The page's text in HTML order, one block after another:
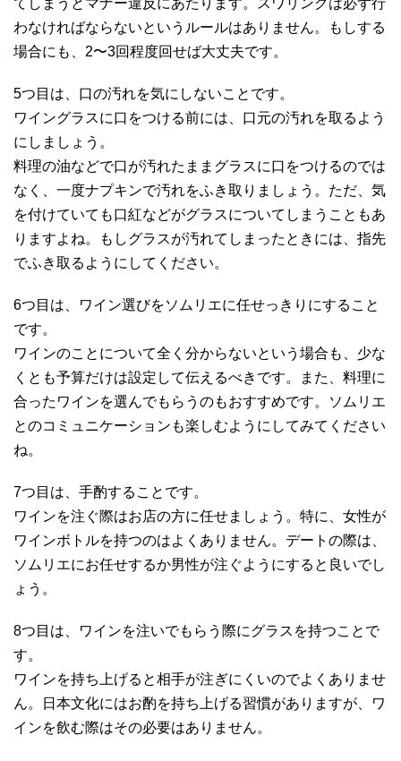
てしまうとマナー違反にあたります。スワリングは必ず行
わなければならないというルールはありません。もしする
場合にも、2〜3回程度回せば大丈夫です。
5つ目は、口の汚れを気にしないことです。
ワイングラスに口をつける前には、口元の汚れを取るよう
にしましょう。
料理の油などで口が汚れたままグラスに口をつけるのでは
なく、一度ナプキンで汚れをふき取りましょう。ただ、気
を付けていても口紅などがグラスについてしまうこともあ
りますよね。もしグラスが汚れてしまったときには、指先
でふき取るようにしてください。
6つ目は、ワイン選びをソムリエに任せっきりにすること
です。
ワインのことについて全く分からないという場合も、少な
くとも予算だけは設定して伝えるべきです。また、料理に
合ったワインを選んでもらうのもおすすめです。ソムリエ
とのコミュニケーションも楽しむようにしてみてください
ね。
7つ目は、手酌することです。
ワインを注ぐ際はお店の方に任せましょう。特に、女性が
ワインボトルを持つのはよくありません。デートの際は、
ソムリエにお任せするか男性が注ぐようにすると良いでし
ょう。
8つ目は、ワインを注いでもらう際にグラスを持つことで
す。
ワインを持ち上げると相手が注ぎにくいのでよくありませ
ん。日本文化にはお酌を持ち上げる習慣がありますが、ワ
インを飲む際はその必要はありません。